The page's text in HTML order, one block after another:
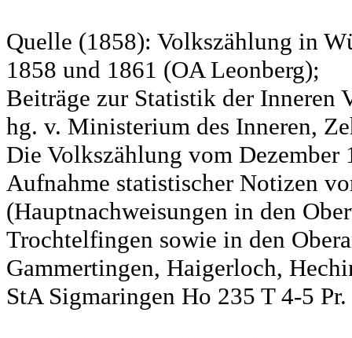
Quelle (1858): Volkszählung in
1858 und 1861 (OA Leonberg);
Beiträge zur Statistik der Inneren
hg. v. Ministerium des Inneren,
Die Volkszählung vom
Aufnahme statistischer Notizen
(Hauptnachweisungen in den
Trochtelfingen sowie in den
Gammertingen, Haigerloch,
StA Sigmaringen Ho 235 T 4-5